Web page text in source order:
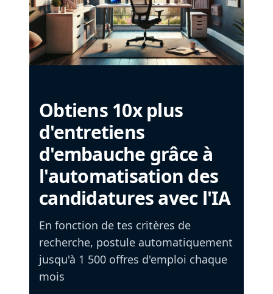
Obtiens 10x plus
d'entretiens
d'embauche grâce à
l'automatisation des
candidatures avec l'IA
En fonction de tes critères de
recherche, postule automatiquement
jusqu'à 1 500 offres d'emploi chaque
mois